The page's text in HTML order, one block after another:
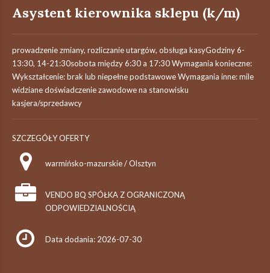
Asystent kierownika sklepu (k/m)
prowadzenie zmiany, rozliczanie utargów, obsługa kasyGodziny 6-
13:30, 14-21:30sobota między 6:30 a 17:30 Wymagania konieczne:
Wykształcenie: brak lub niepełne podstawowe Wymagania inne: mile
widziane doświadczenie zawodowe na stanowisku
kasjera/sprzedawcy
SZCZEGÓŁY OFERTY
warmińsko-mazurskie / Olsztyn
VENDO BQ SPÓŁKA Z OGRANICZONĄ
ODPOWIEDZIALNOŚCIĄ
Data dodania: 2026-07-30